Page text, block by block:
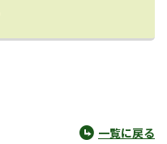
一覧に戻る